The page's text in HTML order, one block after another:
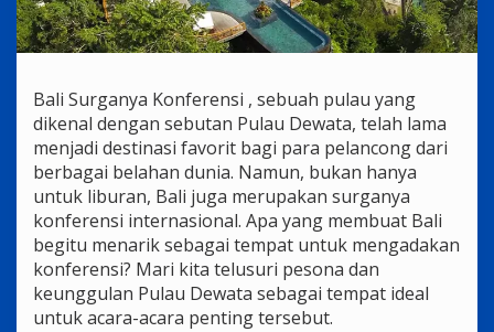
Bali Surganya Konferensi , sebuah pulau yang
dikenal dengan sebutan Pulau Dewata, telah lama
menjadi destinasi favorit bagi para pelancong dari
berbagai belahan dunia. Namun, bukan hanya
untuk liburan, Bali juga merupakan surganya
konferensi internasional. Apa yang membuat Bali
begitu menarik sebagai tempat untuk mengadakan
konferensi? Mari kita telusuri pesona dan
keunggulan Pulau Dewata sebagai tempat ideal
untuk acara-acara penting tersebut.